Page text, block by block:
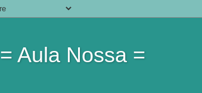
= Aula Nossa =